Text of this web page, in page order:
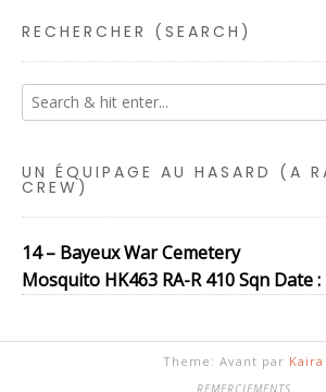
RECHERCHER (SEARCH)
UN ÉQUIPAGE AU HASARD (A
CREW)
14 – Bayeux War Cemetery
Mosquito HK463 RA-R 410 Sqn Date
Theme: Avant par Kaira